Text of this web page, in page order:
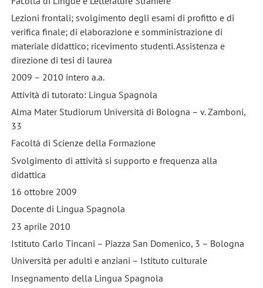
Lezioni frontali; svolgimento degli esami di profitto e di
verifica finale; di elaborazione e somministrazione di
materiale didattico; ricevimento studenti. Assistenza e
direzione di tesi di laurea
2009 – 2010 intero a.a.
Attività di tutorato: Lingua Spagnola
Alma Mater Studiorum Università di Bologna – v. Zamboni,
33
Facoltà di Scienze della Formazione
Svolgimento di attività si supporto e frequenza alla
didattica
16 ottobre 2009
Docente di Lingua Spagnola
23 aprile 2010
Istituto Carlo Tincani – Piazza San Domenico, 3 – Bologna
Università per adulti e anziani – Istituto culturale
Insegnamento della Lingua Spagnola